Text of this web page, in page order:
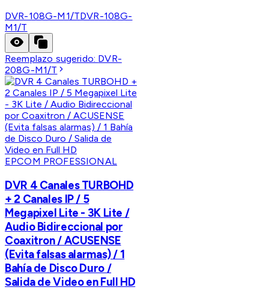
DVR-108G-M1/TDVR-108G-
M1/T
Reemplazo sugerido: DVR-
208G-M1/T
EPCOM PROFESSIONAL
DVR 4 Canales TURBOHD
+ 2 Canales IP / 5
Megapixel Lite - 3K Lite /
Audio Bidireccional por
Coaxitron / ACUSENSE
(Evita falsas alarmas) / 1
Bahía de Disco Duro /
Salida de Video en Full HD